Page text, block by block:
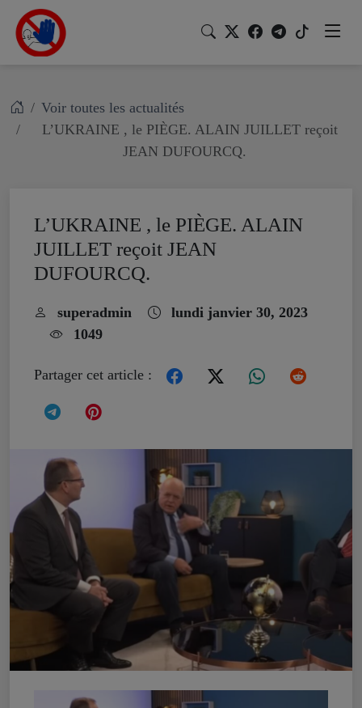
Voir toutes les actualités
L’UKRAINE , le PIÈGE. ALAIN JUILLET reçoit
JEAN DUFOURCQ.
L’UKRAINE , le PIÈGE. ALAIN
JUILLET reçoit JEAN
DUFOURCQ.
superadmin
lundi janvier 30, 2023
1049
Partager cet article :